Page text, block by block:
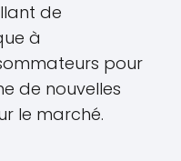
de
à
pour
de nouvelles
le marché.